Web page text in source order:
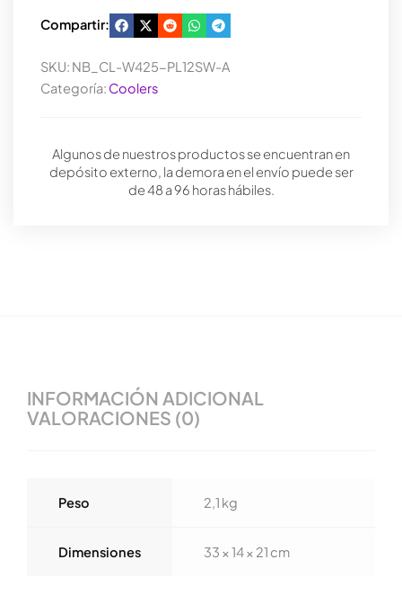
Compartir:
SKU: NB_CL-W425-PL12SW-A
Categoría: Coolers
Algunos de nuestros productos se encuentran en
depósito externo, la demora en el envío puede ser
de 48 a 96 horas hábiles.
INFORMACIÓN ADICIONAL
VALORACIONES (0)
Peso 2,1 kg
Dimensiones 33 × 14 × 21 cm